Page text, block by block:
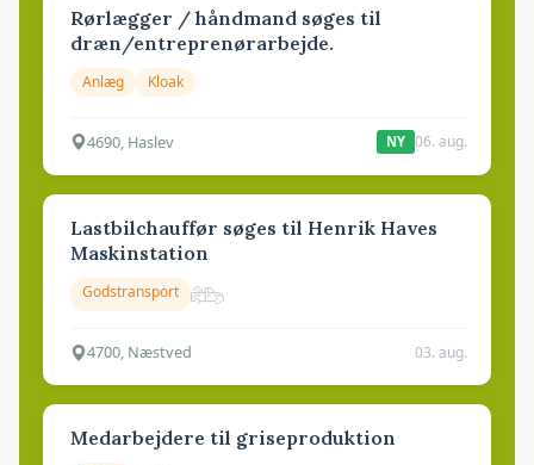
Rørlægger / håndmand søges til
dræn/entreprenørarbejde.
Anlæg Kloak
4690, Haslev NY 06. aug.
Lastbilchauffør søges til Henrik Haves
Maskinstation
Godstransport
4700, Næstved 03. aug.
Medarbejdere til griseproduktion